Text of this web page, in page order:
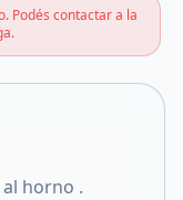
Podés contactar a la
horno .